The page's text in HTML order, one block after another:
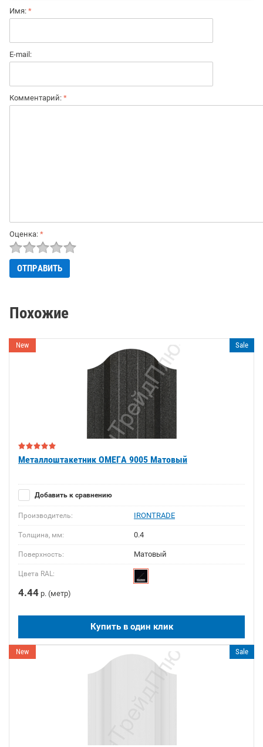
Имя: *
E-mail:
Комментарий: *
Оценка: *
Похожие
New Sale
Металлоштакетник ОМЕГА 9005 Матовый
Добавить к сравнению
Производитель: IRONTRADE
Толщина, мм: 0.4
Поверхность: Матовый
Цвета RAL:
4.44 р. (метр)
Купить в один клик
New Sale